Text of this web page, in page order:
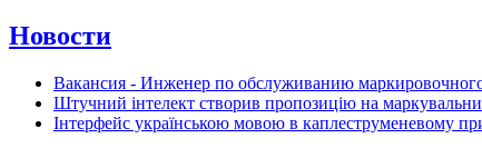
Новости
Вакансия - Инженер по обслуживанию
Штучний інтелект створив пропозицію на
Інтерфейс українською мовою в каплеструменевому